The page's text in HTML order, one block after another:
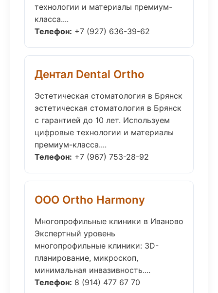
технологии и материалы премиум-
класса....
Телефон: +7 (927) 636-39-62
Дентал Dental Ortho
Эстетическая стоматология в Брянск
эстетическая стоматология в Брянск
с гарантией до 10 лет. Используем
цифровые технологии и материалы
премиум-класса....
Телефон: +7 (967) 753-28-92
ООО Ortho Harmony
Многопрофильные клиники в Иваново
Экспертный уровень
многопрофильные клиники: 3D-
планирование, микроскоп,
минимальная инвазивность....
Телефон: 8 (914) 477 67 70